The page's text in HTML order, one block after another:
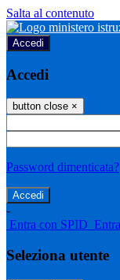
Salta al contenuto
Accedi
Accedi
button close ×
Password dimenticata?
-
Entra con SPID
Seleziona utente